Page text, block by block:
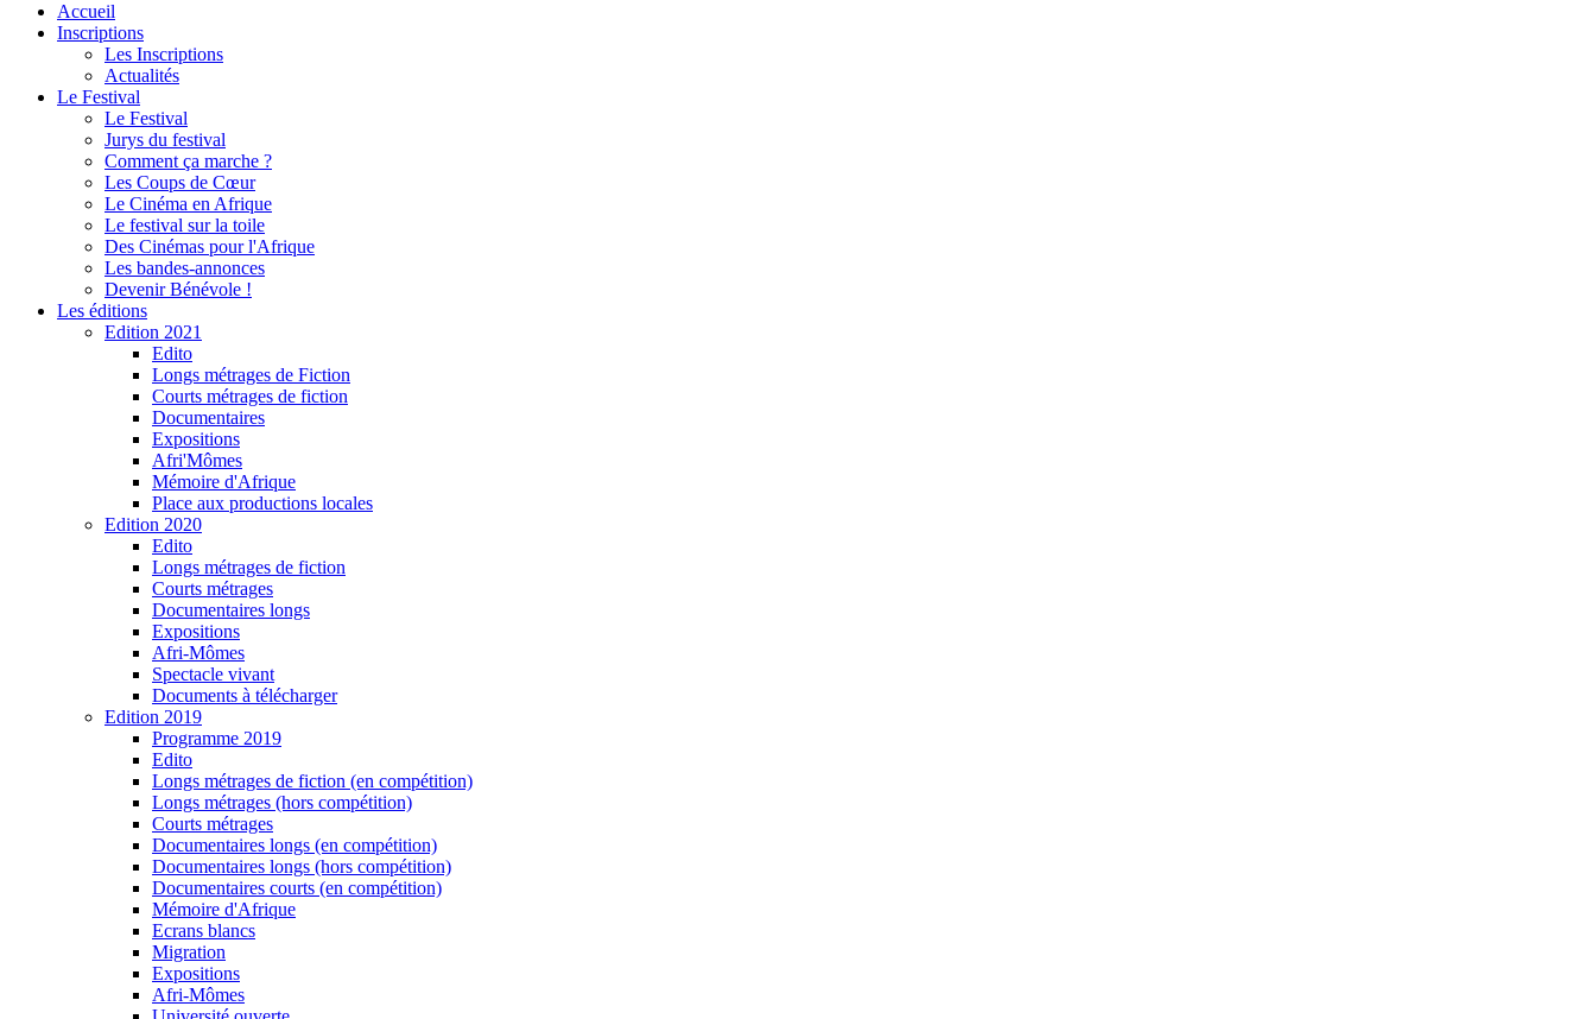
Accueil
Inscriptions
Les Inscriptions
Actualités
Le Festival
Le Festival
Jurys du festival
Comment ça marche ?
Les Coups de Cœur
Le Cinéma en Afrique
Le festival sur la toile
Des Cinémas pour l'Afrique
Les bandes-annonces
Devenir Bénévole !
Les éditions
Edition 2021
Edito
Longs métrages de Fiction
Courts métrages de fiction
Documentaires
Expositions
Afri'Mômes
Mémoire d'Afrique
Place aux productions locales
Edition 2020
Edito
Longs métrages de fiction
Courts métrages
Documentaires longs
Expositions
Afri-Mômes
Spectacle vivant
Documents à télécharger
Edition 2019
Programme 2019
Edito
Longs métrages de fiction (en compétition)
Longs métrages (hors compétition)
Courts métrages
Documentaires longs (en compétition)
Documentaires longs (hors compétition)
Documentaires courts (en compétition)
Mémoire d'Afrique
Ecrans blancs
Migration
Expositions
Afri-Mômes